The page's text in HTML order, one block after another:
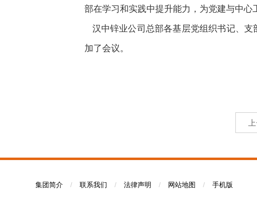
部在学习和实践中提升能力，为党建与中心
汉中锌业公司总部各基层党组织书记、支
加了会议。
集团简介 / 联系我们 / 法律声明 / 网站地图 / 手机版